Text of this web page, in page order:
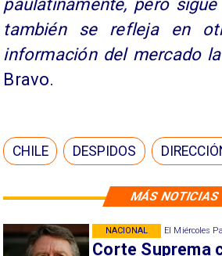
MÁS NOTICIAS
El Miércoles
Corte Suprema
NACIONAL
paulatinamente, pero
también se refleja en
información del mercado
Bravo.
CHILE DESPIDOS